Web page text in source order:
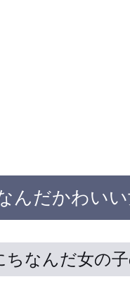
んだかわい
ちなんだ女の